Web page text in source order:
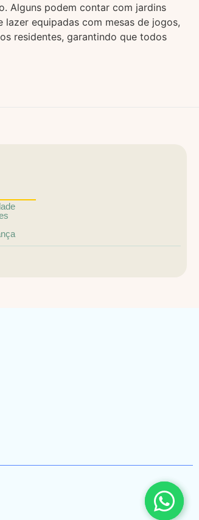
Alguns podem contar com jardins
equipadas com mesas de jogos,
residentes, garantindo que todos